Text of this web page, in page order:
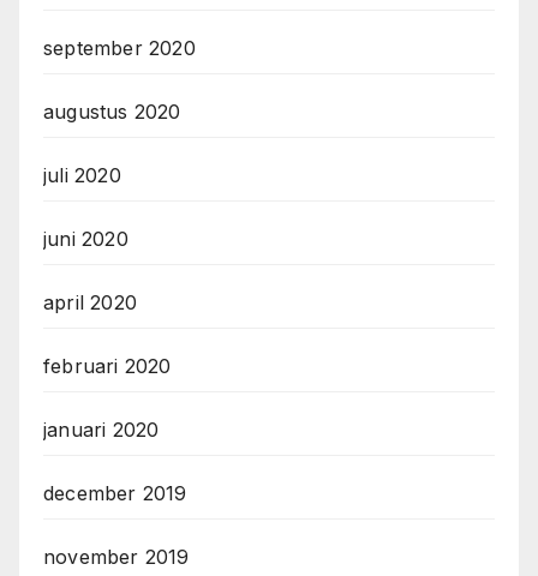
september 2020
augustus 2020
juli 2020
juni 2020
april 2020
februari 2020
januari 2020
december 2019
november 2019